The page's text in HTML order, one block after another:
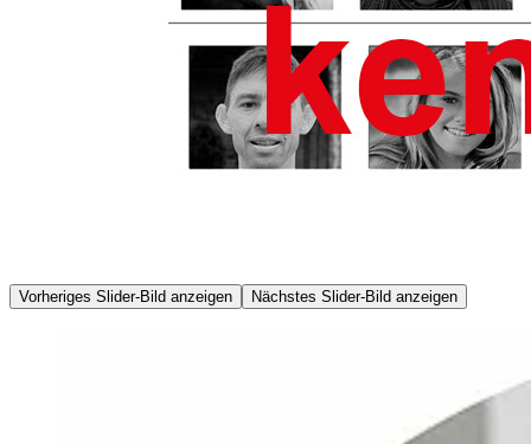
Vorheriges Slider-Bild anzeigen Nächstes Slider-Bild anzeigen